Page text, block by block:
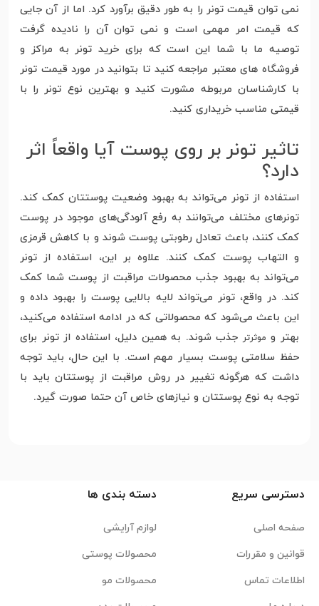
نمی توان قیمت تونر را به طور دقیق برآورد کرد. اما از آن جایی
که قیمت امر مهمی است و نمی توان آن را نادیده گرفت
توصیه ما با شما این است که برای خرید تونر به مراکز و
فروشگاه های معتبر مراجعه کنید تا بتوانید در مورد قیمت تونر
با کارشناسان مربوطه مشورت کنید و بهترین نوع تونر را با
قیمتی مناسب خریداری کنید.
تاثیر تونر بر روی پوست آیا واقعاً اثر
دارد؟
استفاده از تونر می‌تواند به بهبود وضعیت پوستتان کمک کند.
تونرهای مختلف می‌توانند به رفع آلودگی‌های موجود در پوست
کمک کنند، باعث تعادل رطوبتی پوست شوند و با کاهش قرمزی
و التهاب پوست کمک کنند. علاوه بر این، استفاده از تونر
می‌تواند به بهبود جذب محصولات مراقبت از پوست شما کمک
کند. در واقع، تونر می‌تواند لایه بالایی پوست را بهبود داده و
این باعث می‌شود که محصولاتی که در ادامه استفاده می‌کنید،
بهتر و موثرتر جذب شوند. به همین دلیل، استفاده از تونر برای
حفظ سلامتی پوست بسیار مهم است. با این حال، باید توجه
داشت که هرگونه تغییر در روش مراقبت از پوستتان باید با
توجه به نوع پوستتان و نیازهای خاص آن حتما صورت گیرد.
دسترسی سریع
صفحه اصلی
قوانین و مقررات
اطلاعات تماس
دسته بندی ها
لوازم آرایشی
محصولات پوستی
محصولات مو